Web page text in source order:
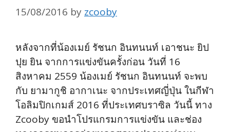
15/08/2016 by zcooby
หลังจากที่น้องเมย์ รัชนก อินทนนท์ เอาชนะ ยิป
ปุย ยิน จากการแข่งขันครั้งก่อน วันที่ 16
สิงหาคม 2559 น้องเมย์ รัชนก อินทนนท์ จะพบ
กับ ยามากูชิ อากาเนะ จากประเทศญี่ปุ่น ในกีฬา
โอลิมปิกเกมส์ 2016 ที่ประเทศบราซิล วันนี้ ทาง
Zcooby ขอนำโปรแกรมการแข่งขัน และช่อง